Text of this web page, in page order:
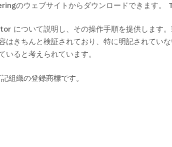
のウェブサイトからダウンロードできます。
について説明し、その操作手順を提供します
はきちんと検証されており、特に明記されてい
いると考えられています。
織の登録商標です。